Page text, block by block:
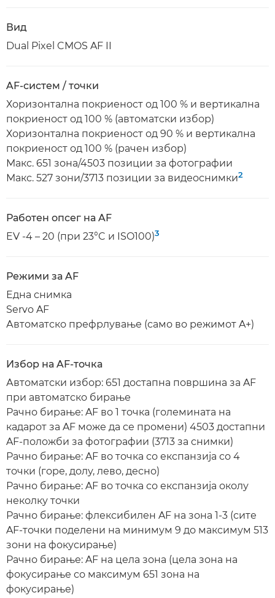
Вид
Dual Pixel CMOS AF II
AF-систем / точки
Хоризонтална покриеност од 100 % и вертикална
покриеност од 100 % (автоматски избор)
Хоризонтална покриеност од 90 % и вертикална
покриеност од 100 % (рачен избор)
Макс. 651 зона/4503 позиции за фотографии
Макс. 527 зони/3713 позиции за видеоснимки2
Работен опсег на AF
EV -4 – 20 (при 23°C и ISO100)3
Режими за AF
Една снимка
Servo AF
Автоматско префрлување (само во режимот A+)
Избор на AF-точка
Автоматски избор: 651 достапна површина за AF
при автоматско бирање
Рачно бирање: AF во 1 точка (големината на
кадарот за AF може да се промени) 4503 достапни
AF-положби за фотографии (3713 за снимки)
Рачно бирање: AF во точка со експанзија со 4
точки (горе, долу, лево, десно)
Рачно бирање: AF во точка со експанзија околу
неколку точки
Рачно бирање: флексибилен AF на зона 1-3 (сите
AF-точки поделени на минимум 9 до максимум 513
зони на фокусирање)
Рачно бирање: AF на цела зона (цела зона на
фокусирање со максимум 651 зона на
фокусирање)